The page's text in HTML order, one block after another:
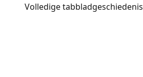
Volledige tabbladgeschiedenis